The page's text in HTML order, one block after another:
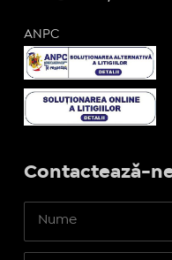
ANPC
Contactează-